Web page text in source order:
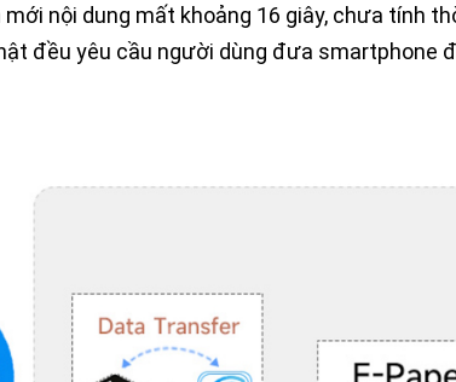
nội dung mất khoảng 16 giây, chưa tính
đều yêu cầu người dùng đưa smartphone